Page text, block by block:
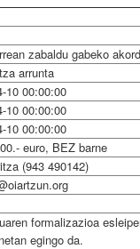
zabaldu gabeko
arrunta
10 00:00:00
10 00:00:00
10 00:00:00
euro, BEZ barne
(943 490142)
formalizazioa
egingo da.